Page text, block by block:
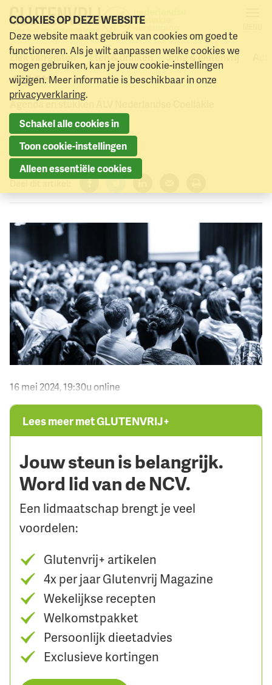
Naar menu Naar hoofdinhoud
Ziek van gluten Eten & drinken Jong & glutenvrij
Stukken ledenvergadering
2024
Agenda en stukken ALV Nederlandse Coeliakie
Vereniging 2024
26 maart 2024
Facebook
TwitterLinkedInVerzenden
Printen
16 mei 2024, 19:30u online
Lees meer met GLUTENVRIJ+
Jouw steun is belangrijk.
Word lid van de NCV.
Een lidmaatschap brengt je veel
voordelen:
Glutenvrij+ artikelen
4x per jaar Glutenvrij Magazine
Wekelijkse recepten
Welkomstpakket
Persoonlijk dieetadvies
Exclusieve kortingen
COOKIES OP DEZE WEBSITE
Deze website maakt gebruik van cookies om goed te
functioneren. Als je wilt aanpassen welke cookies we
mogen gebruiken, kan je jouw cookie-instellingen
wijzigen. Meer informatie is beschikbaar in onze
privacyverklaring.
Schakel alle cookies in
Toon cookie-instellingen
Alleen essentiële cookies